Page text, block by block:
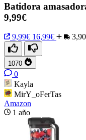
Batidora
9,99€
9,99€ 16,99€
1070
0
Kayla
MirY_oFerTas
Amazon
1 año